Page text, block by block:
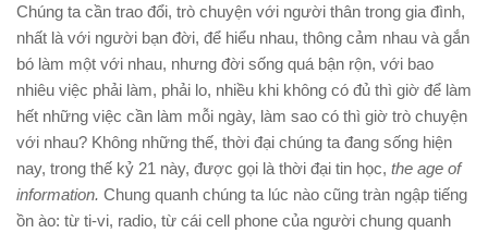
Chúng ta cần trao đổi, trò chuyện với người thân trong gia đình,
nhất là với người bạn đời, để hiểu nhau, thông cảm nhau và gắn
bó làm một với nhau, nhưng đời sống quá bận rộn, với bao
nhiêu việc phải làm, phải lo, nhiều khi không có đủ thì giờ để làm
hết những việc cần làm mỗi ngày, làm sao có thì giờ trò chuyện
với nhau? Không những thế, thời đại chúng ta đang sống hiện
nay, trong thế kỷ 21 này, được gọi là thời đại tin học, the age of
information. Chung quanh chúng ta lúc nào cũng tràn ngập tiếng
ồn ào: từ ti-vi, radio, từ cái cell phone của người chung quanh